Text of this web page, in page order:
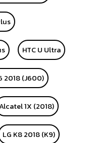
HTC U Ultra
2018 (J600)
1X (2018)
LG K8 2018 (K9)